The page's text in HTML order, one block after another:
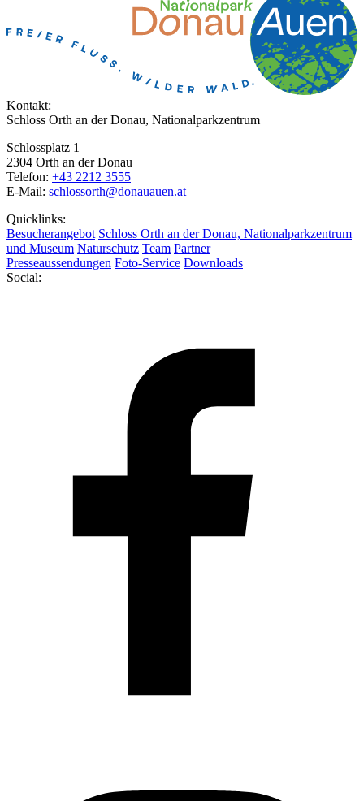
Kontakt:
Schloss Orth an der Donau, Nationalparkzentrum
Schlossplatz 1
2304 Orth an der Donau
Telefon: +43 2212 3555
E-Mail: schlossorth@donauauen.at
Quicklinks:
Besucherangebot Schloss Orth an der Donau, Nationalparkzentrum
und Museum Naturschutz Team Partner
Presseaussendungen Foto-Service Downloads
Social: